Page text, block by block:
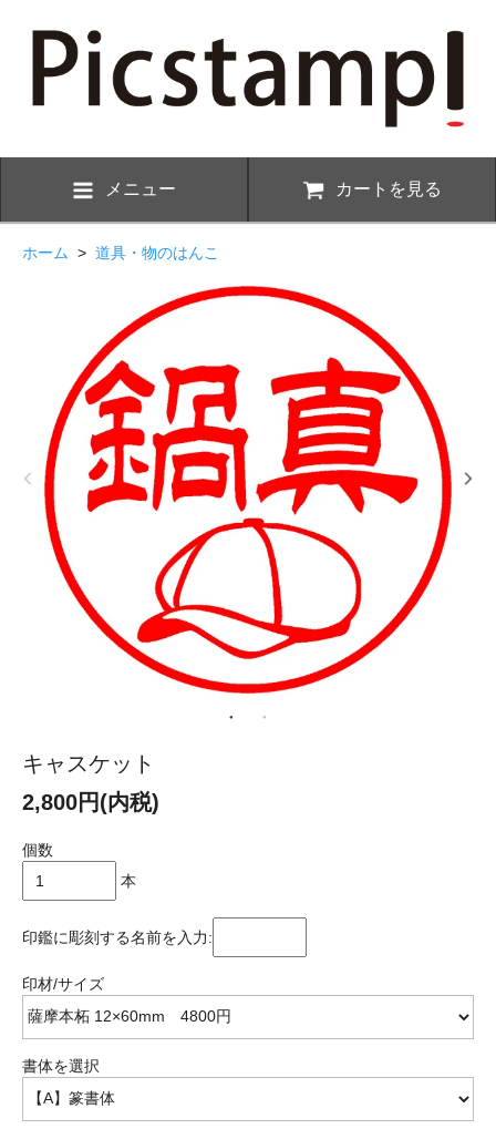
メニュー カートを見る
ホーム > 道具・物のはんこ
キャスケット
2,800円(内税)
個数
本
印鑑に彫刻する名前を入力:
印材/サイズ
書体を選択